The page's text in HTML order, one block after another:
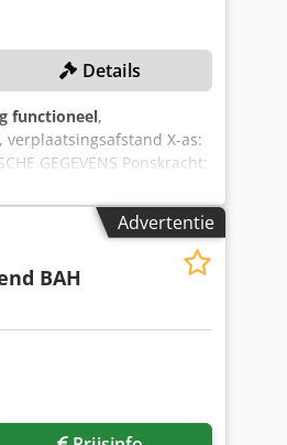
Details
functioneel,
, verplaatsingsafstand X-as:
GEGEVENS Ponskracht:
Ponsdiameter: 76,2 mm
Crodpfszapqdjx
Advertentie
BAH